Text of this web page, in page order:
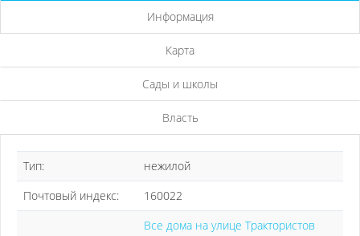
Информация
Карта
Сады и школы
Власть
Тип:
нежилой
Почтовый индекс:
160022
Все дома на улице Трактористов